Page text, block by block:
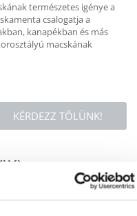
természetes igénye a
csalogatja a
kanapékban és más
macskának
KÉRDEZZ TŐLÜNK!